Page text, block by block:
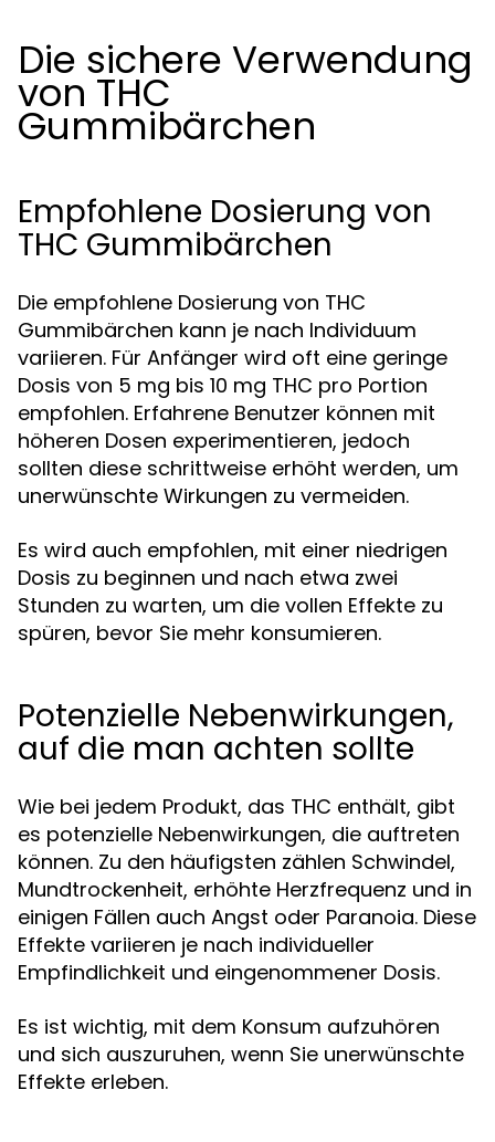
Die sichere Verwendung
von THC
Gummibärchen
Empfohlene Dosierung von
THC Gummibärchen
Die empfohlene Dosierung von THC
Gummibärchen kann je nach Individuum
variieren. Für Anfänger wird oft eine geringe
Dosis von 5 mg bis 10 mg THC pro Portion
empfohlen. Erfahrene Benutzer können mit
höheren Dosen experimentieren, jedoch
sollten diese schrittweise erhöht werden, um
unerwünschte Wirkungen zu vermeiden.
Es wird auch empfohlen, mit einer niedrigen
Dosis zu beginnen und nach etwa zwei
Stunden zu warten, um die vollen Effekte zu
spüren, bevor Sie mehr konsumieren.
Potenzielle Nebenwirkungen,
auf die man achten sollte
Wie bei jedem Produkt, das THC enthält, gibt
es potenzielle Nebenwirkungen, die auftreten
können. Zu den häufigsten zählen Schwindel,
Mundtrockenheit, erhöhte Herzfrequenz und in
einigen Fällen auch Angst oder Paranoia. Diese
Effekte variieren je nach individueller
Empfindlichkeit und eingenommener Dosis.
Es ist wichtig, mit dem Konsum aufzuhören
und sich auszuruhen, wenn Sie unerwünschte
Effekte erleben.